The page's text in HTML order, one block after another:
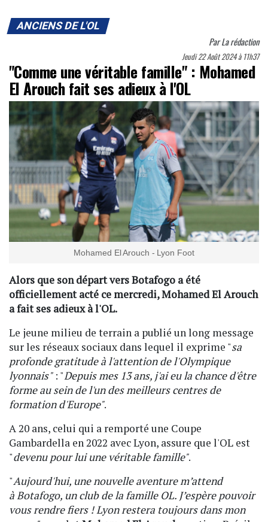
ANCIENS DE L'OL
ParLa rédaction
Jeudi 22 Août 2024 à 11h37
"Comme une véritable famille" : Mohamed
El Arouch fait ses adieux à l'OL
Mohamed El Arouch - Lyon Foot
Alors que son départ vers Botafogo a été
officiellement acté ce mercredi, Mohamed El Arouch
a fait ses adieux à l'OL.
Le jeune milieu de terrain a publié un long message
sur les réseaux sociaux dans lequel il exprime "sa
profonde gratitude à l'attention de l'Olympique
lyonnais": "Depuis mes 13 ans, j'ai eu la chance d'être
forme au sein de l'un des meilleurs centres de
formation d'Europe".
A 20 ans, celui qui a remporté une Coupe
Gambardella en 2022 avec Lyon, assure que l'OL est
"devenu pour lui une véritable famille".
"Aujourd'hui, une nouvelle aventure m’attend
à Botafogo, un club de la famille OL. J’espère pouvoir
vous rendre fiers ! Lyon restera toujours dans mon